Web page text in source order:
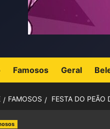
Famosos Geral
FAMOSOS FESTA DO PEÃO